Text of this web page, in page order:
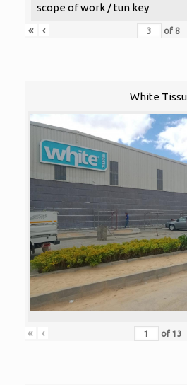
scope of work / tun key
«
‹ of 8
White
« ‹ of 13